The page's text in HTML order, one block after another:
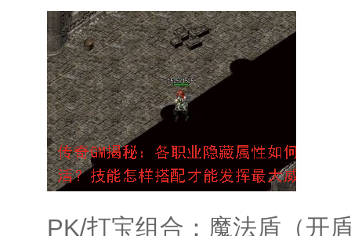
PK/打宝组合：魔法盾（开